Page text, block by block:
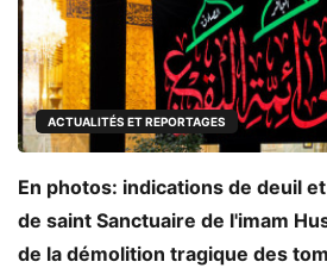
ACTUALITÉS ET REPORTAGES
En photos: indications de deuil
de saint Sanctuaire de l'imam
de la démolition tragique des